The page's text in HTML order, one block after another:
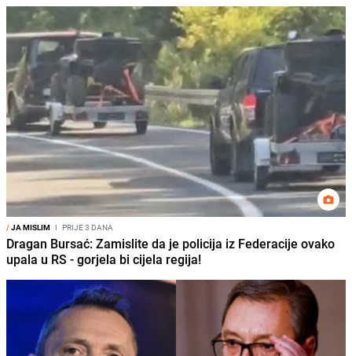
/JA MISLIM I PRIJE 3 DANA
Dragan Bursać: Zamislite da je policija iz Federacije ovako
upala u RS - gorjela bi cijela regija!